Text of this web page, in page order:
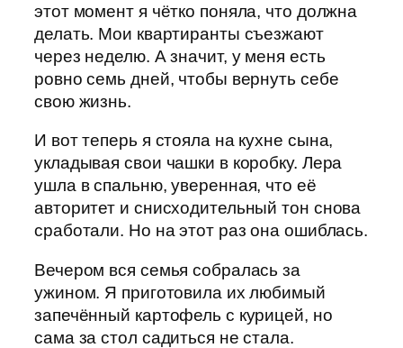
этот момент я чётко поняла, что должна
делать. Мои квартиранты съезжают
через неделю. А значит, у меня есть
ровно семь дней, чтобы вернуть себе
свою жизнь.
И вот теперь я стояла на кухне сына,
укладывая свои чашки в коробку. Лера
ушла в спальню, уверенная, что её
авторитет и снисходительный тон снова
сработали. Но на этот раз она ошиблась.
Вечером вся семья собралась за
ужином. Я приготовила их любимый
запечённый картофель с курицей, но
сама за стол садиться не стала.